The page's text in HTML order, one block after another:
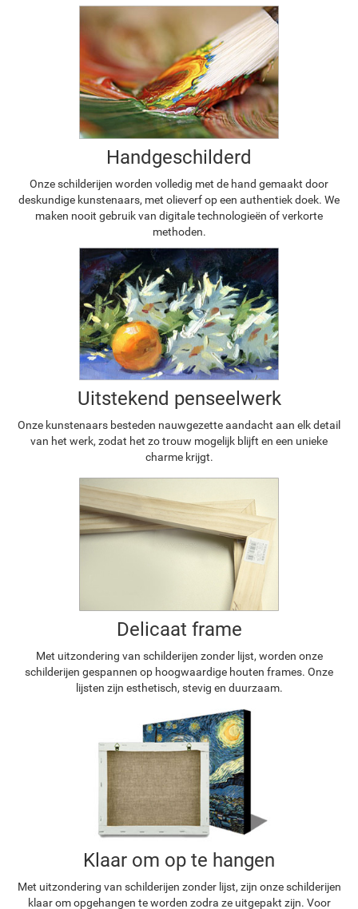
Handgeschilderd
Onze schilderijen worden volledig met de hand gemaakt door
deskundige kunstenaars, met olieverf op een authentiek doek. We
maken nooit gebruik van digitale technologieën of verkorte
methoden.
Uitstekend penseelwerk
Onze kunstenaars besteden nauwgezette aandacht aan elk detail
van het werk, zodat het zo trouw mogelijk blijft en een unieke
charme krijgt.
Delicaat frame
Met uitzondering van schilderijen zonder lijst, worden onze
schilderijen gespannen op hoogwaardige houten frames. Onze
lijsten zijn esthetisch, stevig en duurzaam.
Klaar om op te hangen
Met uitzondering van schilderijen zonder lijst, zijn onze schilderijen
klaar om opgehangen te worden zodra ze uitgepakt zijn. Voor